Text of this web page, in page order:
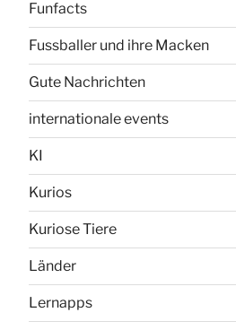
Funfacts
Fussballer und ihre Macken
Gute Nachrichten
internationale events
KI
Kurios
Kuriose Tiere
Länder
Lernapps